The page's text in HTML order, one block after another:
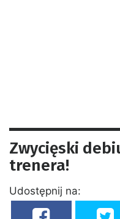
Zwycięski
trenera!
Udostępnij na: